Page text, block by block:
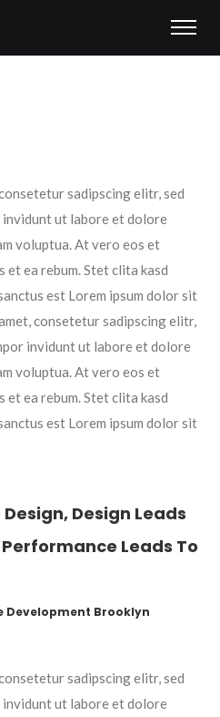
sadipscing elitr, sed
invidunt ut labore et dolore
voluptua. At vero eos et
et ea rebum. Stet clita kasd
est Lorem ipsum dolor sit
consetetur sadipscing elitr,
invidunt ut labore et dolore
voluptua. At vero eos et
et ea rebum. Stet clita kasd
est Lorem ipsum dolor sit
Design Leads
Leads To
Development Brooklyn
sadipscing elitr, sed
invidunt ut labore et dolore